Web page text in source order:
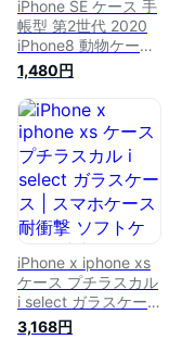
iPhone SE ケース 手
帳型 第2世代 2020
iPhone8 動物ケース
iPhone SE2 iPhone7
iPhone6s iPhone6
かわいい 手帳 カバ
ー アイフォンSE ア
イフォンSE2 アイフ
ォン8 スマホケース
保護 耐衝撃 手帳
docomo au
softbank simフリー
A355I8DOG
1,480円
iPhone x iphone xs
ケース プチラスカル
i select ガラスケー
ス | スマホケース 耐
衝撃 ソフトケース
3,168円